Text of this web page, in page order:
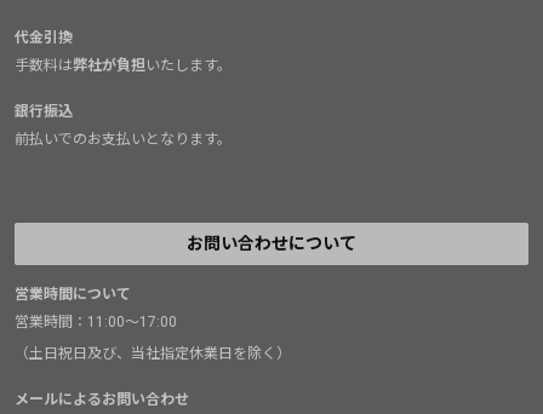
代金引換
手数料は弊社が負担いたします。
銀行振込
前払いでのお支払いとなります。
お問い合わせについて
営業時間について
営業時間：11:00～17:00
（土日祝日及び、当社指定休業日を除く）
メールによるお問い合わせ